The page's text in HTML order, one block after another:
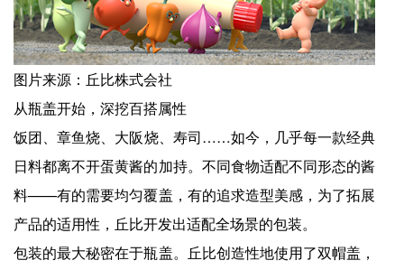
图片来源：丘比株式会社
从瓶盖开始，深挖百搭属性
饭团、章鱼烧、大阪烧、寿司……如今，几乎每一款经典
日料都离不开蛋黄酱的加持。不同食物适配不同形态的酱
料——有的需要均匀覆盖，有的追求造型美感，为了拓展
产品的适用性，丘比开发出适配全场景的包装。
包装的最大秘密在于瓶盖。丘比创造性地使用了双帽盖，